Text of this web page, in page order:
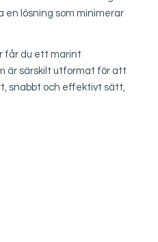
lösning som minimerar
får du ett marint
är särskilt utformat för att
snabbt och effektivt sätt,